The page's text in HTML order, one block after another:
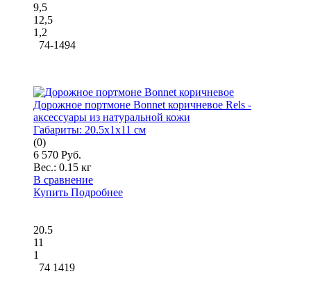
9,5
12,5
1,2
74-1494
Дорожное портмоне Bonnet коричневое Rels -
аксессуары из натуральной кожи
Габариты: 20.5x1x11 см
(0)
6 570 Руб.
Вес.: 0.15 кг
В сравнение
Купить Подробнее
20.5
11
1
74 1419